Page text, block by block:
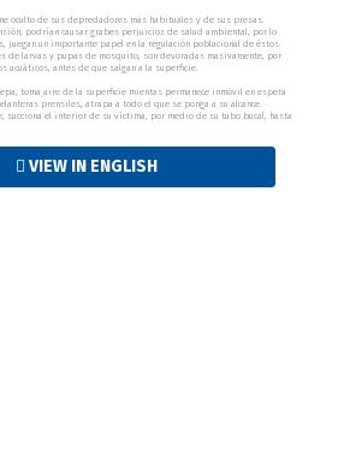
oculto de sus depredadores más habituales y de sus presas.
podrían causar grabes perjuicios de salud ambiental, por lo
juegan un importante papel en la regulación poblacional de éstos.
de larvas y pupas de mosquito, son devoradas masivamente, por
acuáticos, antes de que salgan a la superficie.
toma aire de la superficie mientas permanece inmóvil en espera
prensiles, atrapa a todo el que se ponga a su alcance.
succiona el interior de su víctima, por medio de su tubo bucal, hasta
VIEW IN ENGLISH